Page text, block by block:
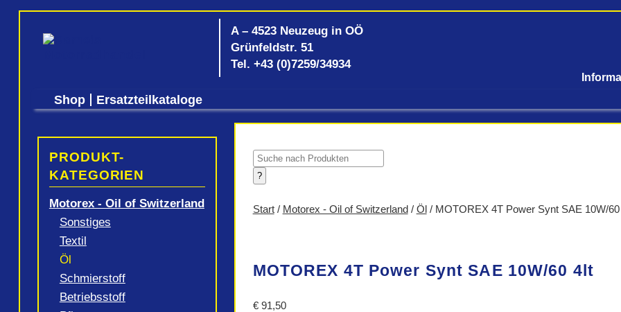
A – 4523 Neuzeug in OÖ
Grünfeldstr. 51
Tel. +43 (0)7259/34934
Shop Ersatzteilkataloge
PRODUKT-
KATEGORIEN
Motorex - Oil of Switzerland
Sonstiges
Textil
Öl
Schmierstoff
Betriebsstoff
Products
search
?
Start/ Motorex - Oil of Switzerland/ Öl/ MOTOREX 4T Power Synt SAE 10W/60
MOTOREX 4T Power Synt SAE 10W/60 4lt
€91,50